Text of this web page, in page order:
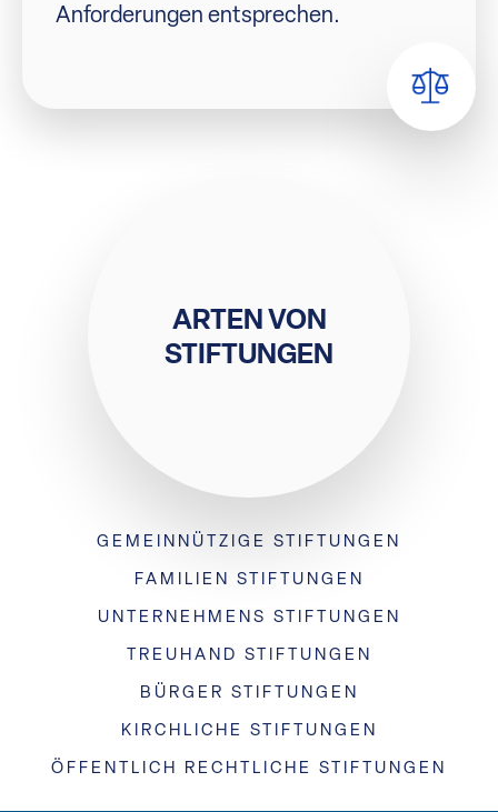
Anforderungen entsprechen.
ARTEN VON
STIFTUNGEN
GEMEINNÜTZIGE STIFTUNGEN
FAMILIEN STIFTUNGEN
UNTERNEHMENS STIFTUNGEN
TREUHAND STIFTUNGEN
BÜRGER STIFTUNGEN
KIRCHLICHE STIFTUNGEN
ÖFFENTLICH RECHTLICHE STIFTUNGEN